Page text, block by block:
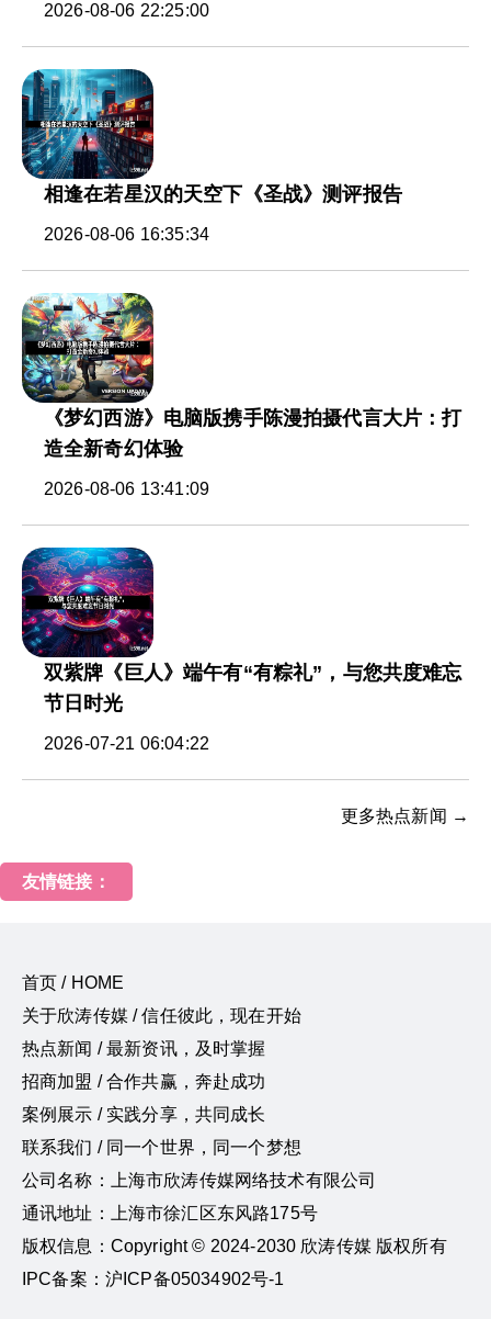
2026-08-06 22:25:00
相逢在若星汉的天空下《圣战》测评报告
2026-08-06 16:35:34
《梦幻西游》电脑版携手陈漫拍摄代言大片：打
造全新奇幻体验
2026-08-06 13:41:09
双紫牌《巨人》端午有“有粽礼”，与您共度难忘
节日时光
2026-07-21 06:04:22
更多热点新闻 →
友情链接：
首页 / HOME
关于欣涛传媒 / 信任彼此，现在开始
热点新闻 / 最新资讯，及时掌握
招商加盟 / 合作共赢，奔赴成功
案例展示 / 实践分享，共同成长
联系我们 / 同一个世界，同一个梦想
公司名称：上海市欣涛传媒网络技术有限公司
通讯地址：上海市徐汇区东风路175号
版权信息：Copyright © 2024-2030 欣涛传媒 版权所有
IPC备案：沪ICP备05034902号-1